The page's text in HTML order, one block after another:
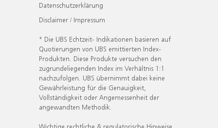
Datenschutzerklärung
Disclaimer / Impressum
* Die UBS Echtzeit- Indikationen basieren auf
Quotierungen von UBS emittierten Index-
Produkten. Diese Produkte versuchen den
zugrundeliegenden Index im Verhältnis 1:1
nachzufolgen. UBS übernimmt dabei keine
Gewährleistung für die Genauigkeit,
Vollständigkeit oder Angemessenheit der
angewandten Methodik.